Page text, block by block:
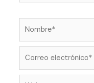
electrónico*